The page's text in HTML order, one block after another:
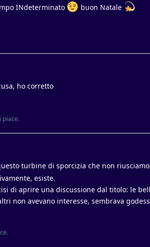
INdeterminato
buon Natale
ho corretto
piace.
turbine di sporcizia che non
esiste.
di aprire una discussione dal titolo: le
non avevano interesse, sembrava
.